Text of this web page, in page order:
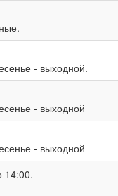
- выходной.
- выходной
- выходной
14:00.